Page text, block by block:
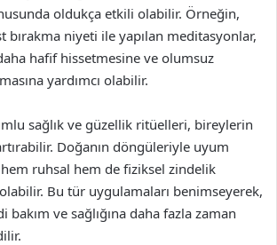
oldukça etkili olabilir. Örneğin,
bırakma niyeti ile yapılan meditasyonlar,
hafif hissetmesine ve olumsuz
yardımcı olabilir.
sağlık ve güzellik ritüelleri, bireylerin
Doğanın döngüleriyle uyum
ruhsal hem de fiziksel zindelik
olabilir. Bu tür uygulamaları benimseyerek,
ve sağlığına daha fazla zaman